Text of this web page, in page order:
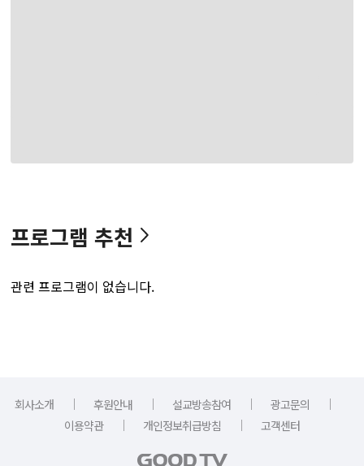
프로그램 추천
관련 프로그램이 없습니다.
회사소개 ｜ 후원안내 ｜ 설교방송참여 ｜ 광고문의
｜
이용약관
｜ 개인정보취급방침 ｜ 고객센터